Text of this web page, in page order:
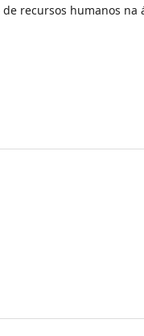
recursos humanos na